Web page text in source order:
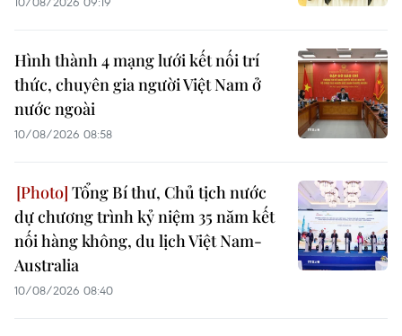
Hình thành 4 mạng lưới kết nối trí
thức, chuyên gia người Việt Nam ở
nước ngoài
10/08/2026 08:58
Tổng Bí thư, Chủ tịch nước
dự chương trình kỷ niệm 35 năm kết
nối hàng không, du lịch Việt Nam-
Australia
10/08/2026 08:40